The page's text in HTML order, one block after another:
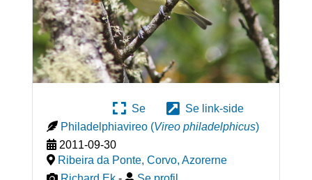
Se
Se link-side
Philadelphiavireo (Vireo philadelphicus)
2011-09-30
Ribeira da Ponte, Corvo, Azorerne